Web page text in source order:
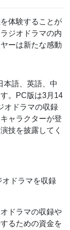
体験することが
ジオドラマの内
ーは新たな感動
本語、英語、中
。PC版は3月14
オドラマの収録
ャラクターが登
技を披露してく
オドラマを収録
ドラマの収録や
るための資金を